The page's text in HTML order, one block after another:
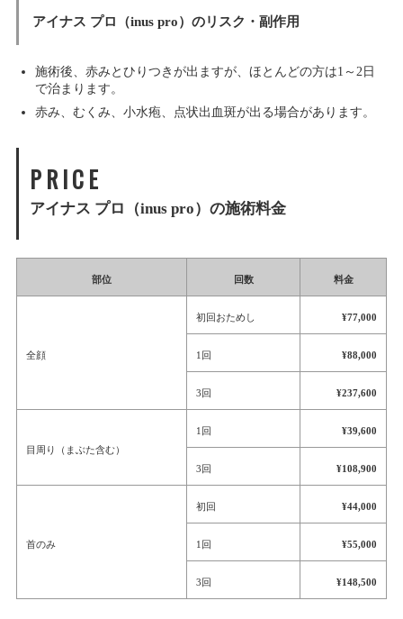
アイナス プロ（inus pro）のリスク・副作用
施術後、赤みとひりつきが出ますが、ほとんどの方は1～2日
で治まります。
赤み、むくみ、小水疱、点状出血斑が出る場合があります。
PRICE
アイナス プロ（inus pro）の施術料金
部位 回数 料金
全顔
初回おためし ¥77,000
1回 ¥88,000
3回 ¥237,600
目周り（まぶた含む）
1回 ¥39,600
3回 ¥108,900
首のみ
初回 ¥44,000
1回 ¥55,000
3回 ¥148,500